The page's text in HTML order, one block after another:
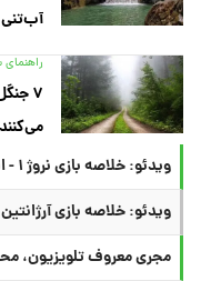
آب‌تنی
راهنمای
۷
می‌کنند
ویدئو: خلاصه بازی نروژ ۱ - انگلیس ۲
ویدئو: خلاصه بازی آرژانتین ۳ - سوئیس ۱
مجری معروف تلویزیون،